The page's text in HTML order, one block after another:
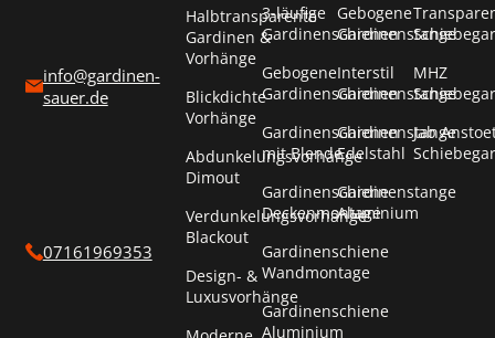
info@gardinen-
sauer.de
07161969353
Halbtransparente
Gardinen &
Vorhänge
Blickdichte
Vorhänge
Abdunkelungsvorhänge
Dimout
Verdunkelungsvorhänge
Blackout
Design- &
Luxusvorhänge
3-läufige
Gardinenschienen
Gebogene
Gardinenschienen
Gardinenschienen
mit Blende
Gardinenschiene
Deckenmontage
Gardinenschiene
Wandmontage
Gardinenschiene
Aluminium
Gebogene
Gardinenstange
Interstil
Gardinenstange
Gardinenstange
Edelstahl
Gardinenstange
Aluminium
MHZ
Jab